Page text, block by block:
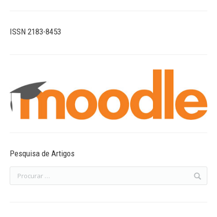
ISSN 2183-8453
Pesquisa de Artigos